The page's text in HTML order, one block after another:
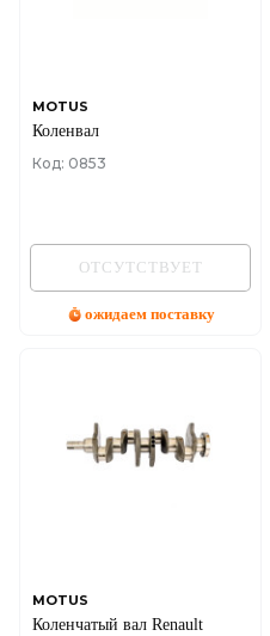
MOTUS
Коленвал
Код: 0853
ОТСУТСТВУЕТ
ожидаем поставку
MOTUS
Коленчатый вал Renault